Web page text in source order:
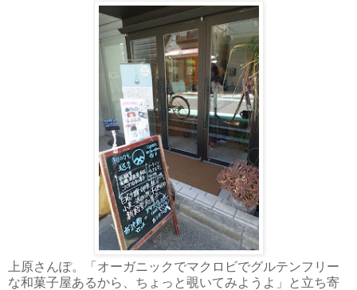
上原さんぽ。「オーガニックでマクロビでグルテンフリー
な和菓子屋あるから、ちょっと覗いてみようよ」と立ち寄